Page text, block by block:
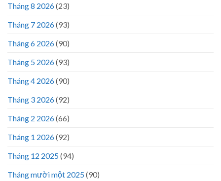
Tháng 8 2026(23)
Tháng 7 2026(93)
Tháng 6 2026(90)
Tháng 5 2026(93)
Tháng 4 2026(90)
Tháng 3 2026(92)
Tháng 2 2026(66)
Tháng 1 2026(92)
Tháng 12 2025(94)
Tháng mười một 2025(90)